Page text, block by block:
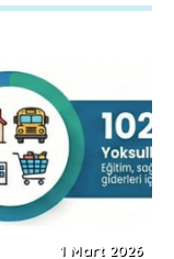
1 Mart 2026